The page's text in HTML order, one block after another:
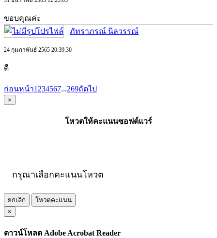
ขอบคุณค่ะ
ภัทราภรณ์ นิลวรรณ์
24 กุมภาพันธ์ 2565 20:39:30
ดี
ก่อนหน้า1 234567...269ถัดไป
×
โหวตให้คะแนนซอฟต์แวร์
กรุณาเลือกคะแนนโหวต
ยกเลิก
โหวตคะแนน
×
ดาวน์โหลด Adobe Acrobat Reader